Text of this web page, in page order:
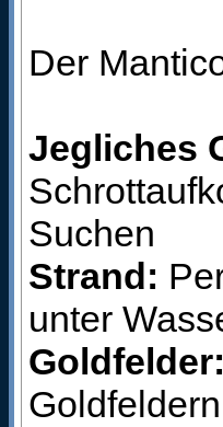
Der
Jegliches
Suchen
Strand:
unter
Goldfelder:
Goldfeldern